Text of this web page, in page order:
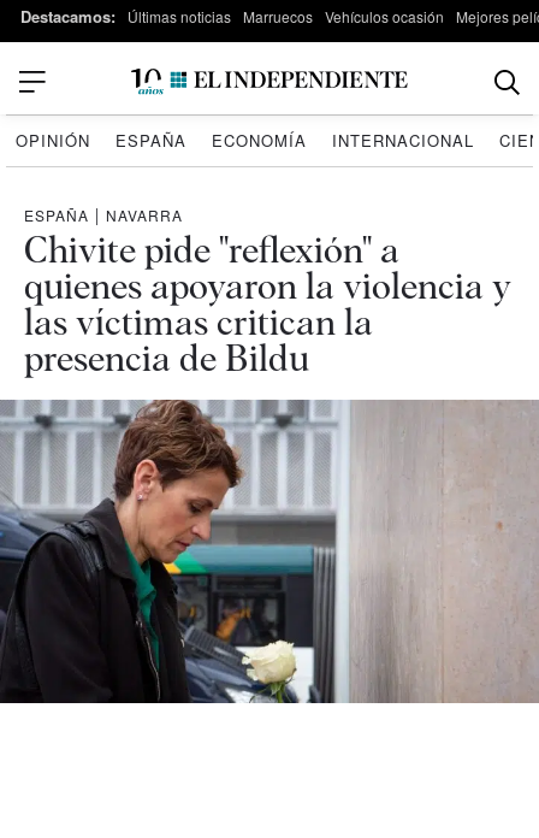
Destacamos: Últimas noticias Marruecos Vehículos ocasión Mejores
OPINIÓN ESPAÑA ECONOMÍA INTERNACIONAL
ESPAÑA | NAVARRA
Chivite pide "reflexión" a
quienes apoyaron la violencia y
las víctimas critican la
presencia de Bildu